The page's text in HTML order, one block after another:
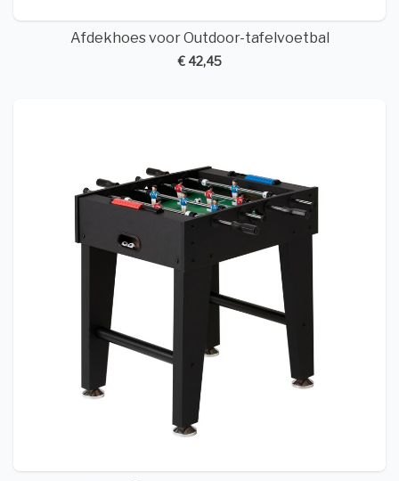
Afdekhoes voor Outdoor-tafelvoetbal
€ 42,45